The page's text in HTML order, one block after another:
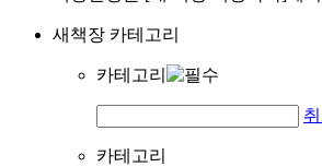
새책장 카테고리
카테고리
카테고리